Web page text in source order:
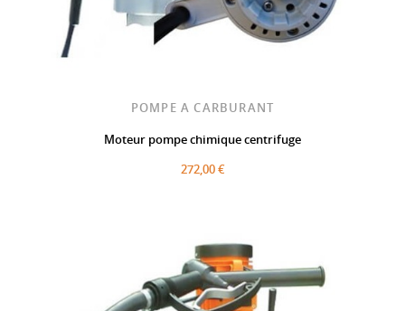
POMPE A CARBURANT
Moteur pompe chimique centrifuge
272,00 €